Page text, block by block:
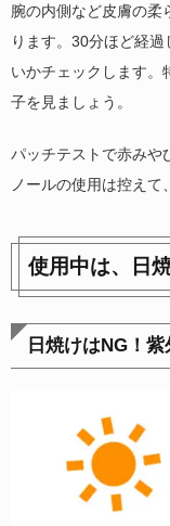
腕の内側など皮膚の柔
ります。30分ほど経
いかチェックします。
子を見ましょう。
パッチテストで赤みや
ノールの使用は控えて
使用中は、日
日焼けはNG！